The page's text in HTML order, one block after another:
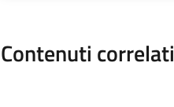
Contenuti correlati